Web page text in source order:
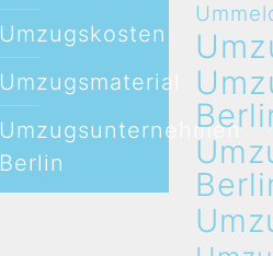
Umzugskosten
Umzugsmaterial
Umzugsunternehmen
Berlin